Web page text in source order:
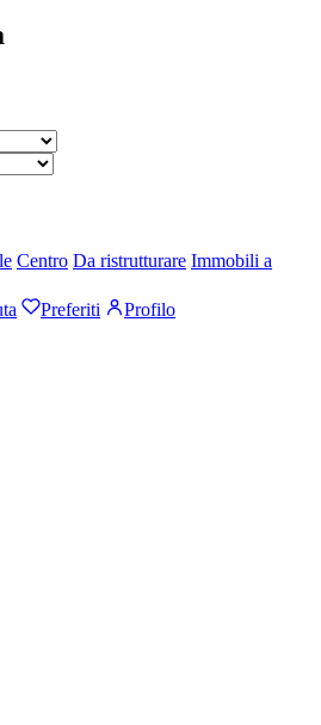
Centro Da ristrutturare Immobili a
Preferiti
Profilo